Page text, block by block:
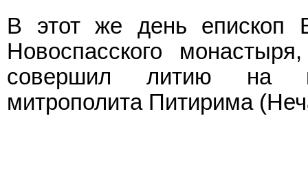
В этот же день епископ
Новоспасского
совершил литию на
митрополита Питирима